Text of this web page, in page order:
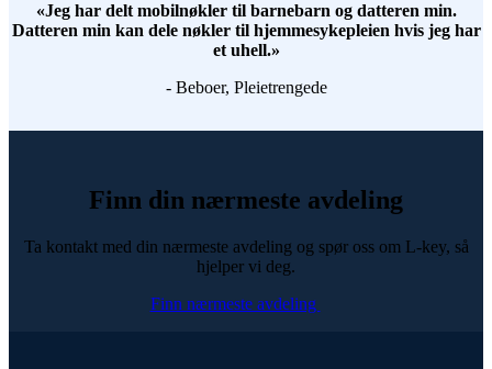
«Jeg har delt mobilnøkler til barnebarn og datteren min.
Datteren min kan dele nøkler til hjemmesykepleien hvis jeg har
et uhell.»
- Beboer, Pleietrengede
Finn din nærmeste avdeling
Ta kontakt med din nærmeste avdeling og spør oss om L-key, så
hjelper vi deg.
Finn nærmeste avdeling